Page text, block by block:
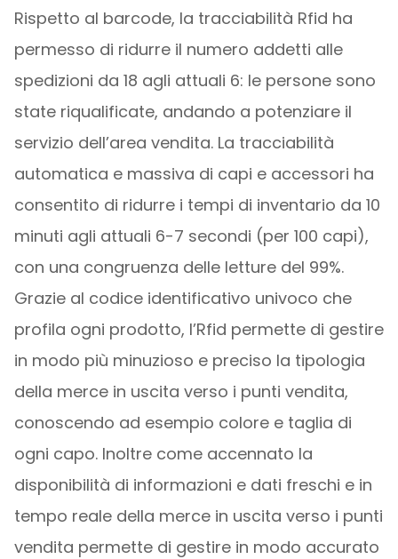
Rispetto al barcode, la tracciabilità Rfid ha
permesso di ridurre il numero addetti alle
spedizioni da 18 agli attuali 6: le persone sono
state riqualificate, andando a potenziare il
servizio dell’area vendita. La tracciabilità
automatica e massiva di capi e accessori ha
consentito di ridurre i tempi di inventario da 10
minuti agli attuali 6-7 secondi (per 100 capi),
con una congruenza delle letture del 99%.
Grazie al codice identificativo univoco che
profila ogni prodotto, l’Rfid permette di gestire
in modo più minuzioso e preciso la tipologia
della merce in uscita verso i punti vendita,
conoscendo ad esempio colore e taglia di
ogni capo. Inoltre come accennato la
disponibilità di informazioni e dati freschi e in
tempo reale della merce in uscita verso i punti
vendita permette di gestire in modo accurato